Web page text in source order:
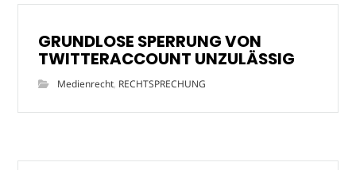
GRUNDLOSE SPERRUNG VON
TWITTERACCOUNT UNZULÄSSIG
Medienrecht, RECHTSPRECHUNG